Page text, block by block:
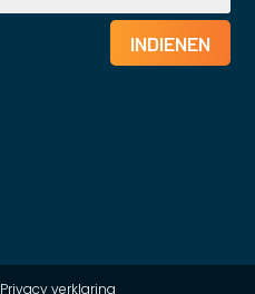
INDIENEN
Privacy verklaring